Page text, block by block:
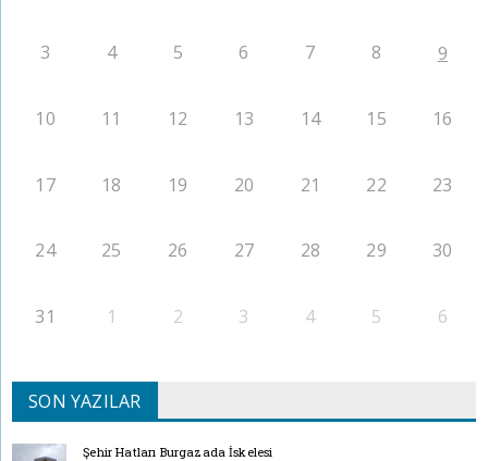
3 4 5 6 7 8 9
10 11 12 13 14 15 16
17 18 19 20 21 22 23
24 25 26 27 28 29 30
31 1 2 3 4 5 6
SON YAZILAR
Şehir Hatları Burgazada İskelesi